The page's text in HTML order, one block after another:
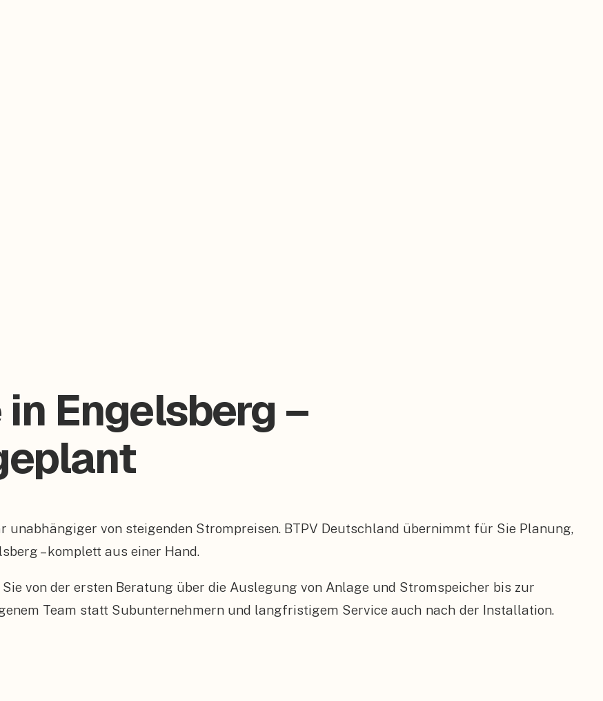
Engelsberg –
von steigenden Strompreisen. BTPV Deutschland übernimmt für Sie Planung,
– komplett aus einer Hand.
von der ersten Beratung über die Auslegung von Anlage und Stromspeicher bis zur
Team statt Subunternehmern und langfristigem Service auch nach der Installation.